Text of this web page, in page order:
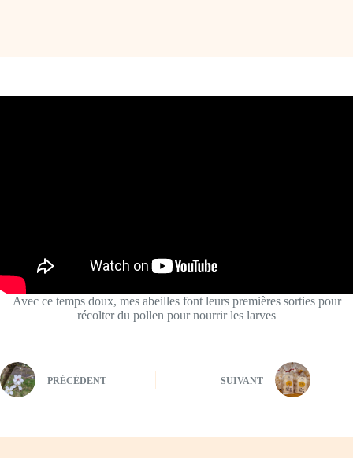
Avec ce temps doux, mes abeilles font leurs premières sorties pour
récolter du pollen pour nourrir les larves
PRÉCÉDENT SUIVANT